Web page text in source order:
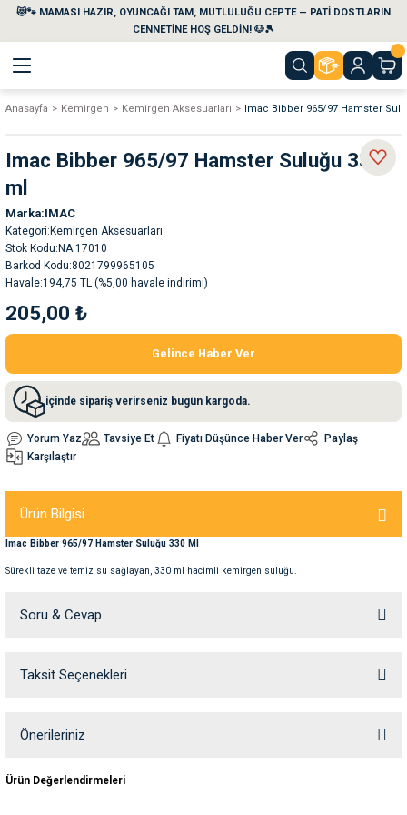
😻🐾 MAMASI HAZIR, OYUNCAĞI TAM, MUTLULUĞU CEPTE — PATİ DOSTLARIN
CENNETİNE HOŞ GELDİN! 🐶🎾
Geri Dön
Geri Dön
Temizlik Ürünleri
Kemikleri
Seyahat Ürünleri
Geri Dön
Geri Dön
Geri Dön
Geri Dön
Anasayfa Kemirgen Kemirgen Aksesuarları Imac Bibber 965/97 Hamster
Imac Bibber 965/97 Hamster Suluğu 330
ml
Marka IMAC
Kategori Kemirgen Aksesuarları
Stok Kodu NA.17010
Barkod Kodu 8021799965105
Havale 194,75 TL (%5,00 havale indirimi)
205,00 ₺
Gelince Haber Ver
içinde sipariş verirseniz bugün kargoda.
Yorum Yaz Tavsiye Et Fiyatı Düşünce Haber Ver
Paylaş
Karşılaştır
Ürün Bilgisi
Imac Bibber 965/97 Hamster Suluğu 330 Ml
Sürekli taze ve temiz su sağlayan, 330 ml hacimli kemirgen suluğu.
Soru & Cevap
Ürün hakkında henüz soru sorulmamış.
Taksit Seçenekleri
Önerileriniz
yetersiz gördüğünüz noktaları öneri formunu kullanarak tarafımıza
Ürün Değerlendirmeleri